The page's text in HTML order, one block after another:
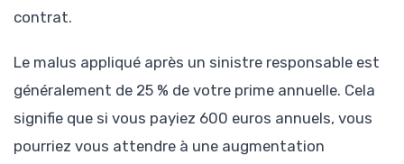
contrat.
Le malus appliqué après un sinistre responsable est
généralement de 25 % de votre prime annuelle. Cela
signifie que si vous payiez 600 euros annuels, vous
pourriez vous attendre à une augmentation